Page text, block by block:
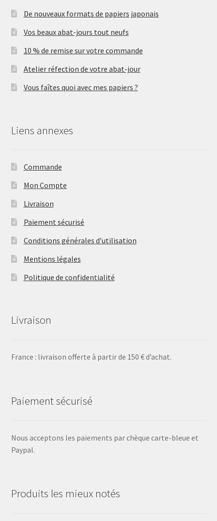
De nouveaux formats de papiers japonais
Vos beaux abat-jours tout neufs
10 % de remise sur votre commande
Atelier réfection de votre abat-jour
Vous faîtes quoi avec mes papiers ?
Liens annexes
Commande
Mon Compte
Livraison
Paiement sécurisé
Conditions générales d’utilisation
Mentions légales
Politique de confidentialité
Livraison
France : livraison offerte à partir de 150 € d’achat.
Paiement sécurisé
Nous acceptons les paiements par chèque carte-bleue et
Paypal.
Produits les mieux notés